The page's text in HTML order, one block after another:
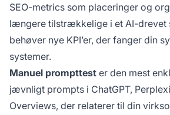
SEO-metrics som placeringer og
længere tilstrækkelige i et AI-drevet
behøver nye KPI’er, der fanger din
systemer.
Manuel prompttest er den mest
jævnligt prompts i ChatGPT,
Overviews, der relaterer til din